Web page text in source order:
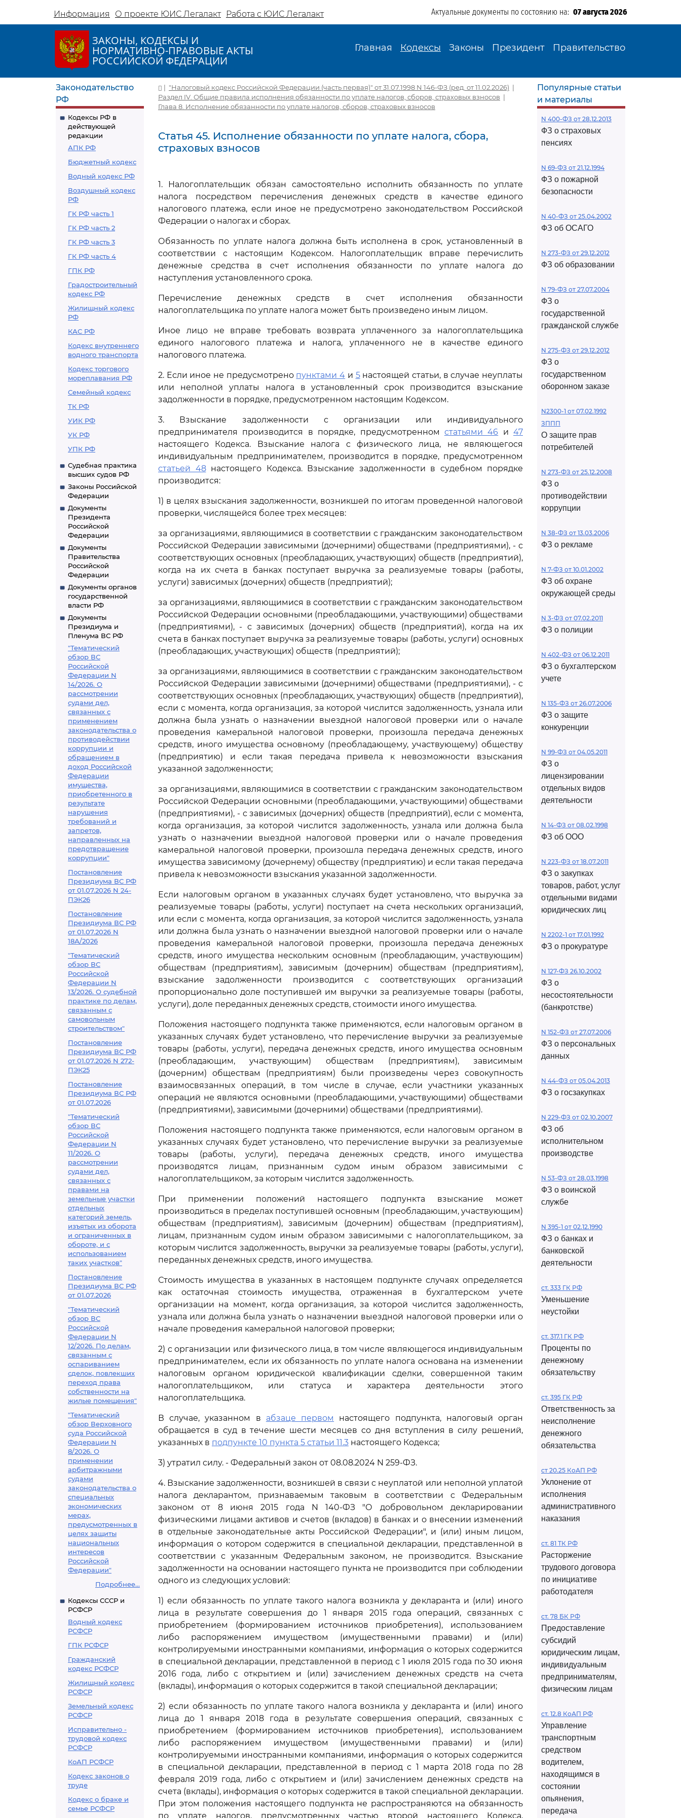
Информация О проекте ЮИС Легалакт Работа с ЮИС Легалакт Актуальные документы по состоянию на: 07 августа 2026
ЗАКОНЫ, КОДЕКСЫ И
НОРМАТИВНО-ПРАВОВЫЕ АКТЫ
РОССИЙСКОЙ ФЕДЕРАЦИИ
Главная Кодексы Законы Президент Правительство
Законодательство
РФ
Кодексы РФ в
действующей
редакции
АПК РФ
Бюджетный кодекс
Водный кодекс РФ
Воздушный кодекс
РФ
ГК РФ часть 1
ГК РФ часть 2
ГК РФ часть 3
ГК РФ часть 4
ГПК РФ
Градостроительный
кодекс РФ
Жилищный кодекс
РФ
КАС РФ
Кодекс внутреннего
водного транспорта
Кодекс торгового
мореплавания РФ
Семейный кодекс
ТК РФ
УИК РФ
УК РФ
УПК РФ
Судебная практика
высших судов РФ
Законы Российской
Федерации
Документы
Президента
Российской
Федерации
Документы
Правительства
Российской
Федерации
Документы органов
государственной
власти РФ
Документы
Президиума и
Пленума ВС РФ
"Тематический
обзор ВС
Российской
Федерации N
14/2026. О
рассмотрении
судами дел,
связанных с
применением
законодательства о
противодействии
коррупции и
обращением в
доход Российской
Федерации
имущества,
приобретенного в
результате
нарушения
требований и
запретов,
направленных на
предотвращение
коррупции"
Постановление
Президиума ВС РФ
от 01.07.2026 N 24-
ПЭК26
Постановление
Президиума ВС РФ
от 01.07.2026 N
18А/2026
"Тематический
обзор ВС
Российской
Федерации N
13/2026. О судебной
практике по делам,
связанным с
самовольным
строительством"
Постановление
Президиума ВС РФ
от 01.07.2026 N 272-
ПЭК25
Постановление
Президиума ВС РФ
от 01.07.2026
"Тематический
обзор ВС
Российской
Федерации N
11/2026. О
рассмотрении
судами дел,
связанных с
правами на
земельные участки
отдельных
категорий земель,
изъятых из оборота
и ограниченных в
обороте, и с
использованием
таких участков"
Постановление
Президиума ВС РФ
от 01.07.2026
"Тематический
обзор ВС
Российской
Федерации N
12/2026. По делам,
связанным с
оспариванием
сделок, повлекших
переход права
собственности на
жилые помещения"
"Тематический
обзор Верховного
суда Российской
Федерации N
8/2026. О
применении
арбитражными
судами
законодательства о
специальных
экономических
мерах,
предусмотренных в
целях защиты
национальных
интересов
Российской
Федерации"
Подробнее...
Кодексы СССР и
РСФСР
Водный кодекс
РСФСР
ГПК РСФСР
Гражданский
кодекс РСФСР
Жилищный кодекс
РСФСР
Земельный кодекс
РСФСР
Исправительно -
трудовой кодекс
РСФСР
КоАП РСФСР
Кодекс законов о
труде
Кодекс о браке и
семье РСФСР
| "Налоговый кодекс Российской Федерации (часть первая)" от 31.07.1998 N 146-ФЗ (ред. от 11.02.2026) |
Раздел IV. Общие правила исполнения обязанности по уплате налогов, сборов, страховых взносов |
Глава 8. Исполнение обязанности по уплате налогов, сборов, страховых взносов
Статья 45. Исполнение обязанности по уплате налога, сбора,
страховых взносов
1. Налогоплательщик обязан самостоятельно исполнить обязанность по уплате
налога посредством перечисления денежных средств в качестве единого
налогового платежа, если иное не предусмотрено законодательством Российской
Федерации о налогах и сборах.
Обязанность по уплате налога должна быть исполнена в срок, установленный в
соответствии с настоящим Кодексом. Налогоплательщик вправе перечислить
денежные средства в счет исполнения обязанности по уплате налога до
наступления установленного срока.
Перечисление денежных средств в счет исполнения обязанности
налогоплательщика по уплате налога может быть произведено иным лицом.
Иное лицо не вправе требовать возврата уплаченного за налогоплательщика
единого налогового платежа и налога, уплаченного не в качестве единого
налогового платежа.
2. Если иное не предусмотрено пунктами 4 и 5настоящей статьи, в случае неуплаты
или неполной уплаты налога в установленный срок производится взыскание
задолженности в порядке, предусмотренном настоящим Кодексом.
3. Взыскание задолженности с организации или индивидуального
предпринимателя производится в порядке, предусмотренном статьями 46 и 47
настоящего Кодекса. Взыскание налога с физического лица, не являющегося
индивидуальным предпринимателем, производится в порядке, предусмотренном
статьей 48настоящего Кодекса. Взыскание задолженности в судебном порядке
производится:
1) в целях взыскания задолженности, возникшей по итогам проведенной налоговой
проверки, числящейся более трех месяцев:
за организациями, являющимися в соответствии с гражданским законодательством
Российской Федерации зависимыми (дочерними) обществами (предприятиями), - с
соответствующих основных (преобладающих, участвующих) обществ (предприятий),
когда на их счета в банках поступает выручка за реализуемые товары (работы,
услуги) зависимых (дочерних) обществ (предприятий);
за организациями, являющимися в соответствии с гражданским законодательством
Российской Федерации основными (преобладающими, участвующими) обществами
(предприятиями), - с зависимых (дочерних) обществ (предприятий), когда на их
счета в банках поступает выручка за реализуемые товары (работы, услуги) основных
(преобладающих, участвующих) обществ (предприятий);
за организациями, являющимися в соответствии с гражданским законодательством
Российской Федерации зависимыми (дочерними) обществами (предприятиями), - с
соответствующих основных (преобладающих, участвующих) обществ (предприятий),
если с момента, когда организация, за которой числится задолженность, узнала или
должна была узнать о назначении выездной налоговой проверки или о начале
проведения камеральной налоговой проверки, произошла передача денежных
средств, иного имущества основному (преобладающему, участвующему) обществу
(предприятию) и если такая передача привела к невозможности взыскания
указанной задолженности;
за организациями, являющимися в соответствии с гражданским законодательством
Российской Федерации основными (преобладающими, участвующими) обществами
(предприятиями), - с зависимых (дочерних) обществ (предприятий), если с момента,
когда организация, за которой числится задолженность, узнала или должна была
узнать о назначении выездной налоговой проверки или о начале проведения
камеральной налоговой проверки, произошла передача денежных средств, иного
имущества зависимому (дочернему) обществу (предприятию) и если такая передача
привела к невозможности взыскания указанной задолженности.
Если налоговым органом в указанных случаях будет установлено, что выручка за
реализуемые товары (работы, услуги) поступает на счета нескольких организаций,
или если с момента, когда организация, за которой числится задолженность, узнала
или должна была узнать о назначении выездной налоговой проверки или о начале
проведения камеральной налоговой проверки, произошла передача денежных
средств, иного имущества нескольким основным (преобладающим, участвующим)
обществам (предприятиям), зависимым (дочерним) обществам (предприятиям),
взыскание задолженности производится с соответствующих организаций
пропорционально доле поступившей им выручки за реализуемые товары (работы,
услуги), доле переданных денежных средств, стоимости иного имущества.
Положения настоящего подпункта также применяются, если налоговым органом в
указанных случаях будет установлено, что перечисление выручки за реализуемые
товары (работы, услуги), передача денежных средств, иного имущества основным
(преобладающим, участвующим) обществам (предприятиям), зависимым
(дочерним) обществам (предприятиям) были произведены через совокупность
взаимосвязанных операций, в том числе в случае, если участники указанных
операций не являются основными (преобладающими, участвующими) обществами
(предприятиями), зависимыми (дочерними) обществами (предприятиями).
Положения настоящего подпункта также применяются, если налоговым органом в
указанных случаях будет установлено, что перечисление выручки за реализуемые
товары (работы, услуги), передача денежных средств, иного имущества
производятся лицам, признанным судом иным образом зависимыми с
налогоплательщиком, за которым числится задолженность.
При применении положений настоящего подпункта взыскание может
производиться в пределах поступившей основным (преобладающим, участвующим)
обществам (предприятиям), зависимым (дочерним) обществам (предприятиям),
лицам, признанным судом иным образом зависимыми с налогоплательщиком, за
которым числится задолженность, выручки за реализуемые товары (работы, услуги),
переданных денежных средств, иного имущества.
Стоимость имущества в указанных в настоящем подпункте случаях определяется
как остаточная стоимость имущества, отраженная в бухгалтерском учете
организации на момент, когда организация, за которой числится задолженность,
узнала или должна была узнать о назначении выездной налоговой проверки или о
начале проведения камеральной налоговой проверки;
2) с организации или физического лица, в том числе являющегося индивидуальным
предпринимателем, если их обязанность по уплате налога основана на изменении
налоговым органом юридической квалификации сделки, совершенной таким
налогоплательщиком, или статуса и характера деятельности этого
налогоплательщика.
В случае, указанном в абзаце первом
настоящего подпункта, налоговый орган
обращается в суд в течение шести месяцев со дня вступления в силу решений,
указанных в подпункте 10 пункта 5 статьи 11.3 настоящего Кодекса;
3) утратил силу. - Федеральный закон от 08.08.2024 N 259-ФЗ.
4. Взыскание задолженности, возникшей в связи с неуплатой или неполной уплатой
налога декларантом, признаваемым таковым в соответствии с Федеральным
законом от 8 июня 2015 года N 140-ФЗ "О добровольном декларировании
физическими лицами активов и счетов (вкладов) в банках и о внесении изменений
в отдельные законодательные акты Российской Федерации", и (или) иным лицом,
информация о котором содержится в специальной декларации, представленной в
соответствии с указанным Федеральным законом, не производится. Взыскание
задолженности на основании настоящего пункта не производится при соблюдении
одного из следующих условий:
1) если обязанность по уплате такого налога возникла у декларанта и (или) иного
лица в результате совершения до 1 января 2015 года операций, связанных с
приобретением (формированием источников приобретения), использованием
либо распоряжением имуществом (имущественными правами) и (или)
контролируемыми иностранными компаниями, информация о которых содержится
в специальной декларации, представленной в период с 1 июля 2015 года по 30 июня
2016 года, либо с открытием и (или) зачислением денежных средств на счета
(вклады), информация о которых содержится в такой специальной декларации;
2) если обязанность по уплате такого налога возникла у декларанта и (или) иного
лица до 1 января 2018 года в результате совершения операций, связанных с
приобретением (формированием источников приобретения), использованием
либо распоряжением имуществом (имущественными правами) и (или)
контролируемыми иностранными компаниями, информация о которых содержится
в специальной декларации, представленной в период с 1 марта 2018 года по 28
февраля 2019 года, либо с открытием и (или) зачислением денежных средств на
счета (вклады), информация о которых содержится в такой специальной декларации.
При этом положения настоящего подпункта не распространяются на обязанность
по уплате налогов, предусмотренных частью второй настоящего Кодекса,
Популярные статьи
и материалы
N 400-ФЗ от 28.12.2013
ФЗ о страховых
пенсиях
N 69-ФЗ от 21.12.1994
ФЗ о пожарной
безопасности
N 40-ФЗ от 25.04.2002
ФЗ об ОСАГО
N 273-ФЗ от 29.12.2012
ФЗ об образовании
N 79-ФЗ от 27.07.2004
ФЗ о
государственной
гражданской службе
N 275-ФЗ от 29.12.2012
ФЗ о
государственном
оборонном заказе
N2300-1 от 07.02.1992
ЗППП
О защите прав
потребителей
N 273-ФЗ от 25.12.2008
ФЗ о
противодействии
коррупции
N 38-ФЗ от 13.03.2006
ФЗ о рекламе
N 7-ФЗ от 10.01.2002
ФЗ об охране
окружающей среды
N 3-ФЗ от 07.02.2011
ФЗ о полиции
N 402-ФЗ от 06.12.2011
ФЗ о бухгалтерском
учете
N 135-ФЗ от 26.07.2006
ФЗ о защите
конкуренции
N 99-ФЗ от 04.05.2011
ФЗ о
лицензировании
отдельных видов
деятельности
N 14-ФЗ от 08.02.1998
ФЗ об ООО
N 223-ФЗ от 18.07.2011
ФЗ о закупках
товаров, работ, услуг
отдельными видами
юридических лиц
N 2202-1 от 17.01.1992
ФЗ о прокуратуре
N 127-ФЗ 26.10.2002
ФЗ о
несостоятельности
(банкротстве)
N 152-ФЗ от 27.07.2006
ФЗ о персональных
данных
N 44-ФЗ от 05.04.2013
ФЗ о госзакупках
N 229-ФЗ от 02.10.2007
ФЗ об
исполнительном
производстве
N 53-ФЗ от 28.03.1998
ФЗ о воинской
службе
N 395-1 от 02.12.1990
ФЗ о банках и
банковской
деятельности
ст. 333 ГК РФ
Уменьшение
неустойки
ст. 317.1 ГК РФ
Проценты по
денежному
обязательству
ст. 395 ГК РФ
Ответственность за
неисполнение
денежного
обязательства
ст 20.25 КоАП РФ
Уклонение от
исполнения
административного
наказания
ст. 81 ТК РФ
Расторжение
трудового договора
по инициативе
работодателя
ст. 78 БК РФ
Предоставление
субсидий
юридическим лицам,
индивидуальным
предпринимателям,
физическим лицам
ст. 12.8 КоАП РФ
Управление
транспортным
средством
водителем,
находящимся в
состоянии
опьянения,
передача